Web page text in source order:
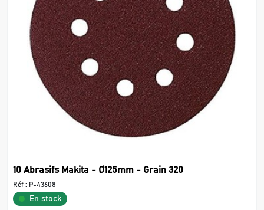
10 Abrasifs Makita - Ø125mm - Grain 320
Réf : P-43608
En stock